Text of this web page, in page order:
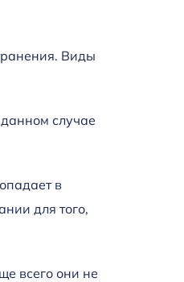
Виды
случае
в
для того,
всего они не